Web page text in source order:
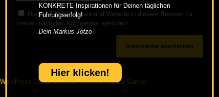
Name, E-Mail-Adresse und Website in diesem Browser für
meinen nächsten Kommentar speichern.
KONKRETE Inspirationen für Deinen täglichen
Führungserfolg!
Dein Markus Jotzo
Hier klicken!
WordPress Cookie Hinweis von Real Cookie Banner